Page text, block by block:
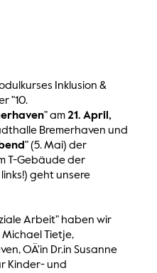
Inklusion &
"10.
" am21. April,
Bremerhaven und
" (5. Mai) der
T-Gebäude der
geht unsere
Arbeit" haben wir
Tietje,
OÄ'in Dr.in Susanne
Kinder- und